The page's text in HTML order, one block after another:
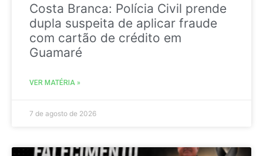
Costa Branca: Polícia Civil prende
dupla suspeita de aplicar fraude
com cartão de crédito em
Guamaré
VER MATÉRIA »
7 de agosto de 2026